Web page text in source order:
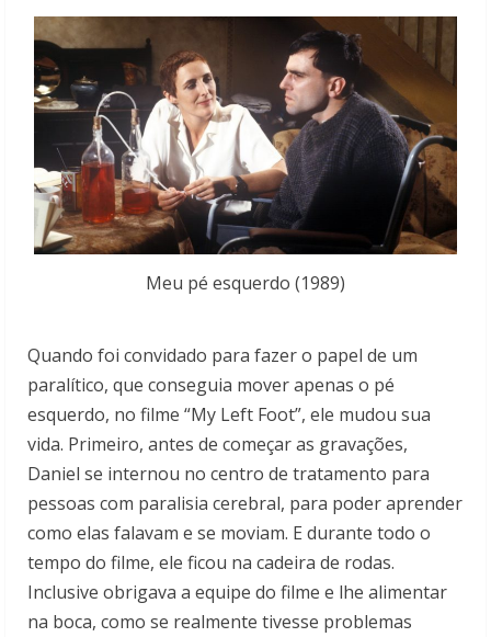
Meu pé esquerdo (1989)
Quando foi convidado para fazer o papel de um
paralítico, que conseguia mover apenas o pé
esquerdo, no filme “My Left Foot”, ele mudou sua
vida. Primeiro, antes de começar as gravações,
Daniel se internou no centro de tratamento para
pessoas com paralisia cerebral, para poder aprender
como elas falavam e se moviam. E durante todo o
tempo do filme, ele ficou na cadeira de rodas.
Inclusive obrigava a equipe do filme e lhe alimentar
na boca, como se realmente tivesse problemas